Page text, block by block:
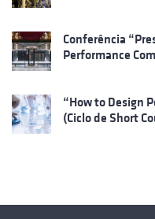
Conferência
Performance
“How to Design
(Ciclo de Short